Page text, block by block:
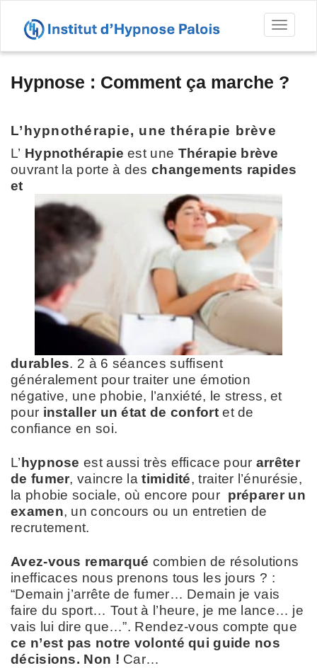
Hypnose : Comment ça marche ?
L’hypnothérapie, une thérapie brève
L’ Hypnothérapieest une Thérapie brève
ouvrant la porte à des changements rapides
et
durables. 2 à 6 séances suffisent
généralement pour traiter une émotion
négative, une phobie, l’anxiété, le stress, et
pour installer un état de confortet de
confiance en soi.
L’ hypnose est aussi très efficace pour arrêter
de fumer, vaincre latimidité, traiter l’énurésie,
la phobie sociale, où encore pour préparer un
examen, un concours ou un entretien de
recrutement.
Avez-vous remarqué combien de résolutions
inefficaces nous prenons tous les jours ? :
“Demain j’arrête de fumer… Demain je vais
faire du sport… Tout à l’heure, je me lance… je
vais lui dire que…”. Rendez-vous compte que
ce n’est pas notre volonté qui guide nos
décisions. Non ! Car…